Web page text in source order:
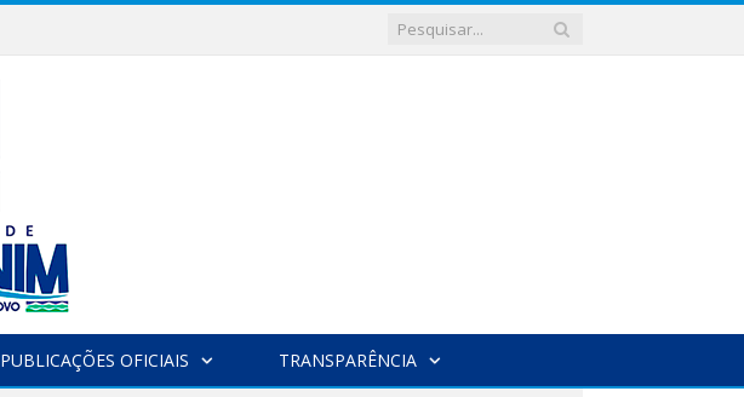
PUBLICAÇÕES OFICIAIS TRANSPARÊNCIA